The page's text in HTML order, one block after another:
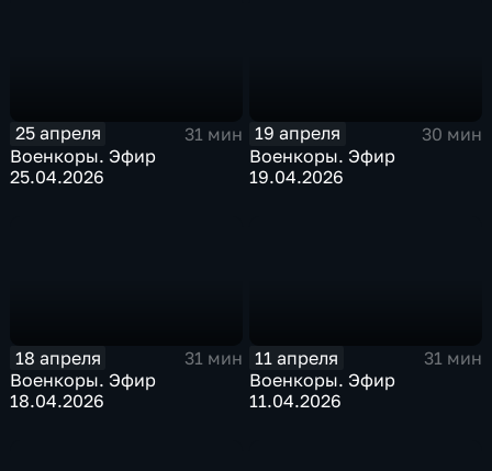
25 апреля
31 мин
Военкоры. Эфир
25.04.2026
19 апреля
30 мин
Военкоры. Эфир
19.04.2026
18 апреля
31 мин
Военкоры. Эфир
18.04.2026
11 апреля
31 мин
Военкоры. Эфир
11.04.2026